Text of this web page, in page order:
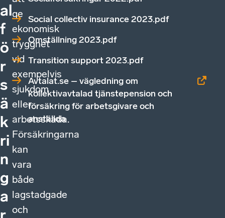
al
f
ö
r
s
ä
k
ri
n
g
a
ge
ekonomisk
trygghet
vid
exempelvis
sjukdom
eller
arbetsskada.
Försäkringarna
kan
vara
både
lagstadgade
och
Social collectiv insurance 2023.pdf
Omställning 2023.pdf
Transition support 2023.pdf
Avtalat.se – vägledning om
kollektivavtalad tjänstepension och
försäkring för arbetsgivare och
anställda